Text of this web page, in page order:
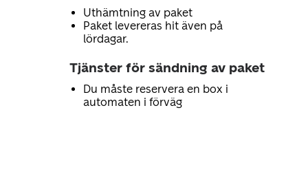
Uthämtning av paket
Paket levereras hit även på
lördagar.
Tjänster för sändning av paket
Du måste reservera en box i
automaten i förväg